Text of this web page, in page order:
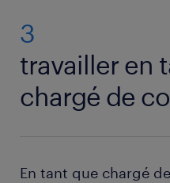
3
travailler en
chargé de
En tant que chargé